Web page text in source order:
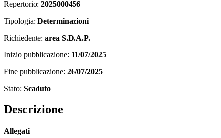
Repertorio: 2025000456
Tipologia: Determinazioni
Richiedente: area S.D.A.P.
Inizio pubblicazione: 11/07/2025
Fine pubblicazione: 26/07/2025
Stato: Scaduto
Descrizione
Allegati